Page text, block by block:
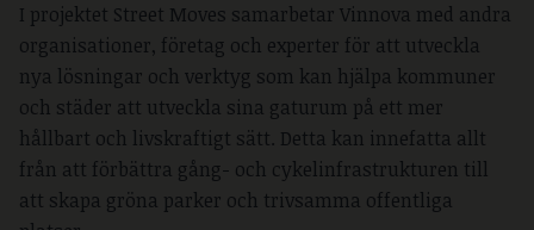
I projektet Street Moves samarbetar Vinnova med andra
organisationer, företag och experter för att utveckla
nya lösningar och verktyg som kan hjälpa kommuner
och städer att utveckla sina gaturum på ett mer
hållbart och livskraftigt sätt. Detta kan innefatta allt
från att förbättra gång- och cykelinfrastrukturen till
att skapa gröna parker och trivsamma offentliga